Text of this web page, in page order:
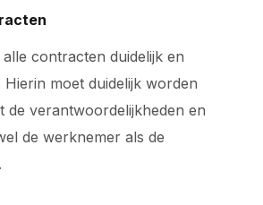
contracten duidelijk en
moet duidelijk worden
de verantwoordelijkheden en
de werknemer als de